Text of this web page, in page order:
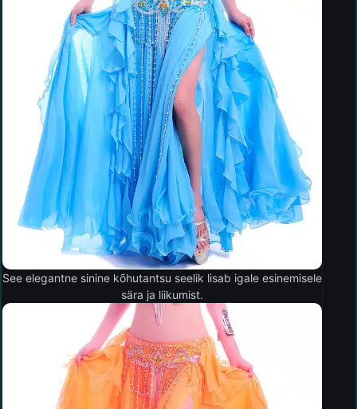
See elegantne sinine kõhutantsu seelik lisab igale esinemisele
sära ja liikumist.